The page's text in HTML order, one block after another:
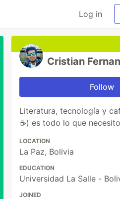
Log in
Cristian
Follow
Literatura, tecnología y
☕) es todo lo que
LOCATION
La Paz, Bolivia
EDUCATION
Universidad La Salle -
JOINED